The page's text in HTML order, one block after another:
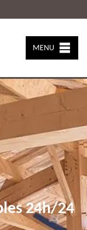
MENU
24h/24